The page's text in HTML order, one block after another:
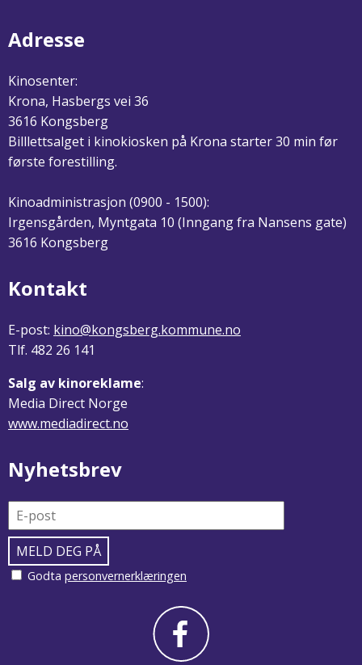
Adresse
Kinosenter:
Krona, Hasbergs vei 36
3616 Kongsberg
Billlettsalget i kinokiosken på Krona starter 30 min før
første forestilling.
Kinoadministrasjon (0900 - 1500):
Irgensgården, Myntgata 10 (Inngang fra Nansens gate)
3616 Kongsberg
Kontakt
E-post: kino@kongsberg.kommune.no
Tlf. 482 26 141
Salg av kinoreklame:
Media Direct Norge
www.mediadirect.no
Nyhetsbrev
Godta personvernerklæringen